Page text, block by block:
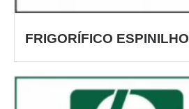
FRIGORÍFICO ESPINILHO